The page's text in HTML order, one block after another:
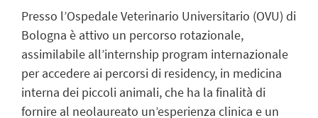
Presso l’Ospedale Veterinario Universitario (OVU) di
Bologna è attivo un percorso rotazionale,
assimilabile all’internship program internazionale
per accedere ai percorsi di residency, in medicina
interna dei piccoli animali, che ha la finalità di
fornire al neolaureato un’esperienza clinica e un